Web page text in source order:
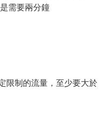
需要兩分鐘
限制的流量，至少要大於